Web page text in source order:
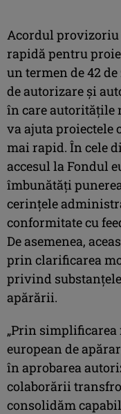
Acordul
rapidă pentru
un termen de 42
de autorizare şi
în care autorităţile
va ajuta proiectele
mai rapid. În cele
accesul la Fondul
îmbunătăţi
cerinţele
conformitate cu
De asemenea,
prin clarificarea
privind
apărării.
„Prin
european de
în aprobarea
colaborării
consolidăm